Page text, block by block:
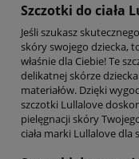
Szczotki do ciała
Jeśli szukasz
skóry swojego dziecka,
właśnie dla Ciebie! Te
delikatnej skórze
materiałów. Dzięki
szczotki Lullalove
pielęgnacji skóry
ciała marki Lullalove dla